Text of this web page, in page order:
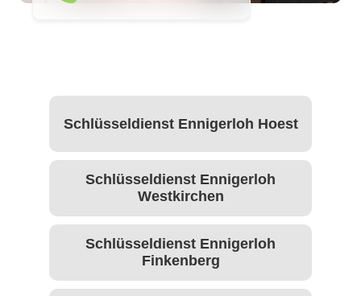
Schlüsseldienst Ennigerloh Hoest
Schlüsseldienst Ennigerloh
Westkirchen
Schlüsseldienst Ennigerloh
Finkenberg